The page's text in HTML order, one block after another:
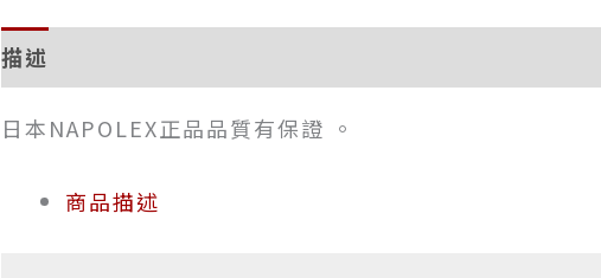
描述
日本NAPOLEX正品品質有保證 。
商品描述